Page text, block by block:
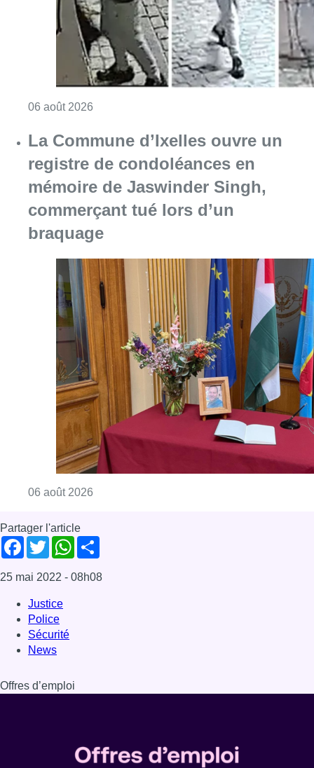
06 août 2026
La Commune d’Ixelles ouvre un
registre de condoléances en
mémoire de Jaswinder Singh,
commerçant tué lors d’un
braquage
06 août 2026
Partager l'article
Facebook
TwitterWhatsApp
25 mai 2022 - 08h08
Justice
Police
Sécurité
News
Offres d’emploi